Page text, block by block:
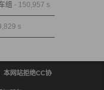
组 - 150,957 s
s
本网站拒绝CC协